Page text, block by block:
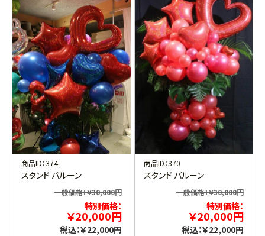
商品ID：374
スタンド バルーン
一般価格：￥30,000円
特別価格：
￥20,000円
税込：￥22,000円
商品ID：370
スタンド バルーン
一般価格：￥30,000円
特別価格：
￥20,000円
税込：￥22,000円